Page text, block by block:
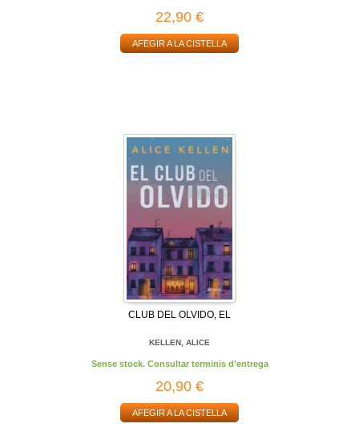
22,90 €
AFEGIR A LA CISTELLA
CLUB DEL OLVIDO, EL
KELLEN, ALICE
Sense stock. Consultar terminis d'entrega
20,90 €
AFEGIR A LA CISTELLA